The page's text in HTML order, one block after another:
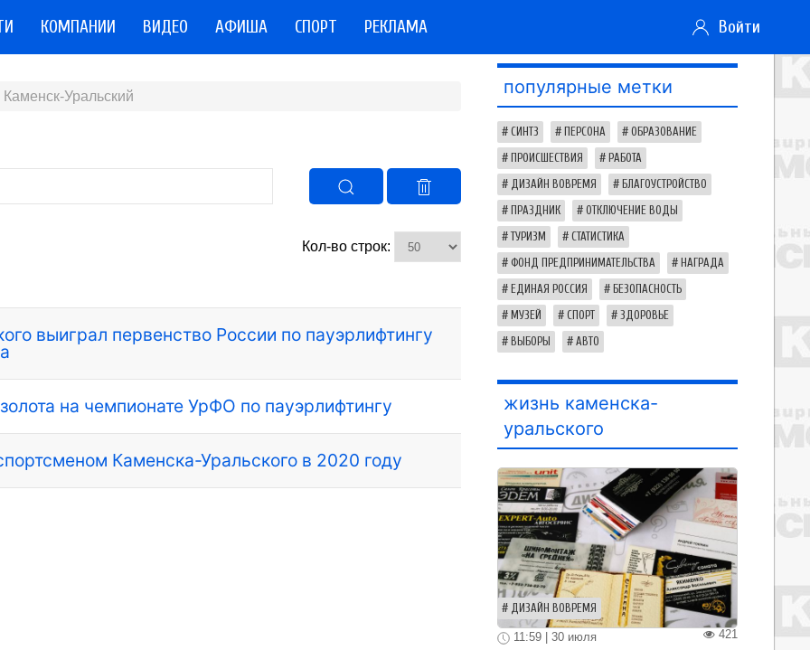
КОМПАНИИ ВИДЕО АФИША СПОРТ РЕКЛАМА Войти
Уральский
Кол-во строк:
выиграл первенство России по пауэрлифтингу
на чемпионате УрФО по пауэрлифтингу
Каменска-Уральского в 2020 году
популярные метки
СИНТЗ ПЕРСОНА ОБРАЗОВАНИЕ
ПРОИСШЕСТВИЯ РАБОТА
ДИЗАЙН ВОВРЕМЯ БЛАГОУСТРОЙСТВО
ПРАЗДНИК ОТКЛЮЧЕНИЕ ВОДЫ
ТУРИЗМ СТАТИСТИКА
ФОНД ПРЕДПРИНИМАТЕЛЬСТВА НАГРАДА
ЕДИНАЯ РОССИЯ БЕЗОПАСНОСТЬ
МУЗЕЙ СПОРТ ЗДОРОВЬЕ
ВЫБОРЫ АВТО
жизнь каменска-
уральского
ДИЗАЙН ВОВРЕМЯ
421
11:59 | 30 июля